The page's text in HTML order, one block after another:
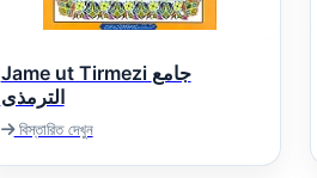
Jame ut Tirmezi جامع
الترمذی
বিস্তারিত দেখুন